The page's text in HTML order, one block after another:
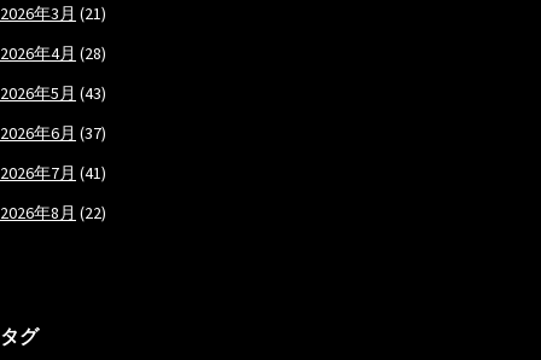
2026年3月 (21)
2026年4月 (28)
2026年5月 (43)
2026年6月 (37)
2026年7月 (41)
2026年8月 (22)
タグ